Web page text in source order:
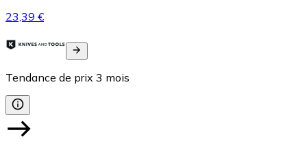
23,39 €
Tendance de prix 3 mois